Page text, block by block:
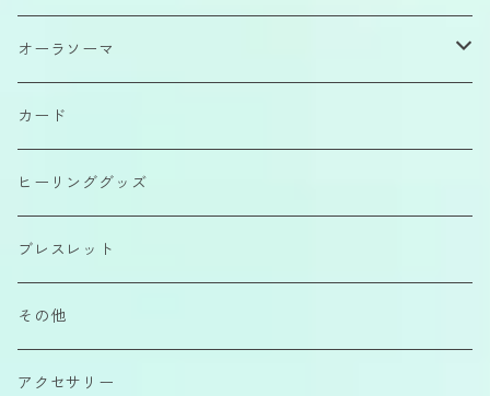
原石
磨きもの
カボション
さざれ石
オーラソーマ
イクイリブリアムボトル
ポマンダー
クイントエッセンス
エアーコンディショナー
カラーエッセンス
カード
ヒーリンググッズ
ブレスレット
その他
アクセサリー